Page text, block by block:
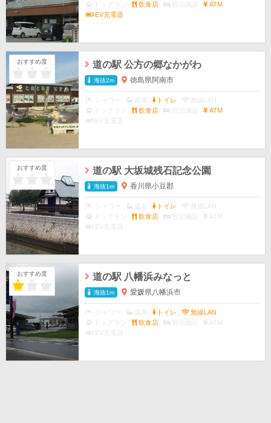
ドッグラン
飲食店 宿泊施設
ATM
EV充電器
おすすめ度 道の駅 公方の郷なかがわ
海抜2m 徳島県阿南市
トイレ
無線LAN
ドッグラン
飲食店 宿泊施設
ATM
EV充電器
おすすめ度 道の駅 大坂城残石記念公園
海抜1m 香川県小豆郡
トイレ
無線LAN
ドッグラン
飲食店 宿泊施設
ATM
EV充電器
おすすめ度 道の駅 八幡浜みなっと
海抜1m 愛媛県八幡浜市
トイレ
無線LAN
ドッグラン
飲食店 宿泊施設
ATM
EV充電器